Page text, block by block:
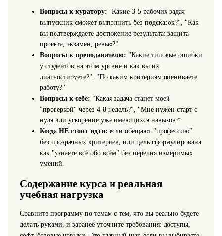
Вопросы к куратору: "Какие 3-5 рабочих задач
выпускник сможет выполнить без подсказок?", "Как
вы подтверждаете достижение результата: защита
проекта, экзамен, ревью?"
Вопросы к преподавателю: "Какие типовые ошибки
у студентов на этом уровне и как вы их
диагностируете?", "По каким критериям оцениваете
работу?"
Вопросы к себе: "Какая задача станет моей
"проверкой" через 4-8 недель?", "Мне нужен старт с
нуля или ускорение уже имеющихся навыков?"
Когда НЕ стоит идти: если обещают "профессию"
без прозрачных критериев, или цель сформулирована
как "узнаете всё обо всём" без перечня измеримых
умений.
Содержание курса и реальная
учебная нагрузка
Сравните программу по темам с тем, что вы реально будете
делать руками, и заранее уточните требования: доступы,